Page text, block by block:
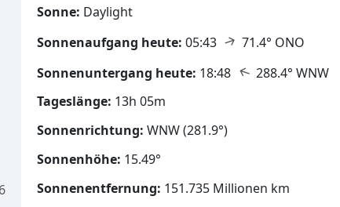
Sonne: Daylight
Sonnenaufgang heute: 05:43 ↑ 71.4° ONO
Sonnenuntergang heute: 18:48 ↑ 288.4° WNW
Tageslänge: 13h 05m
Sonnenrichtung: WNW (281.9°)
Sonnenhöhe: 15.49°
Sonnenentfernung: 151.735 Millionen km